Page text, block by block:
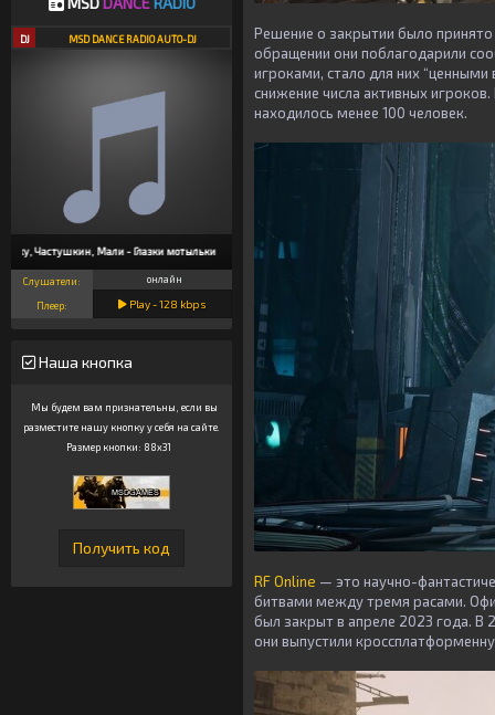
DJ MSD DANCE RADIO AUTO-DJ
Частушкин, Мали - Глазки мотыльки
Слушатели: онлайн
Плеер: Play -128 kbps
Наша кнопка
Мы будем вам признательны, если вы
разместите нашу кнопку у себя на сайте.
Размер кнопки: 88x31
Решение о закрытии было
обращении они поблагодарили
игроками, стало для них
снижение числа активных
находилось менее 100 человек.
RF Online — это научно-
битвами между тремя расами.
был закрыт в апреле 2023 года.
они выпустили